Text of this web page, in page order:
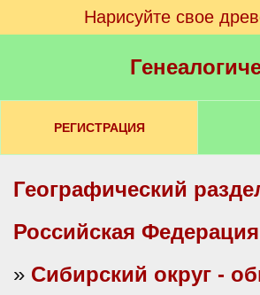
Нарисуйте свое
РЕГИСТРАЦИЯ
Географический
Российская Федерация
» Сибирский округ -